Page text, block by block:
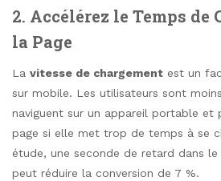
2. Accélérez le Temps de
la Page
La vitesse de chargement est un
sur mobile. Les utilisateurs sont
naviguent sur un appareil portable et
page si elle met trop de temps à se
étude, une seconde de retard dans
peut réduire la conversion de 7 %.